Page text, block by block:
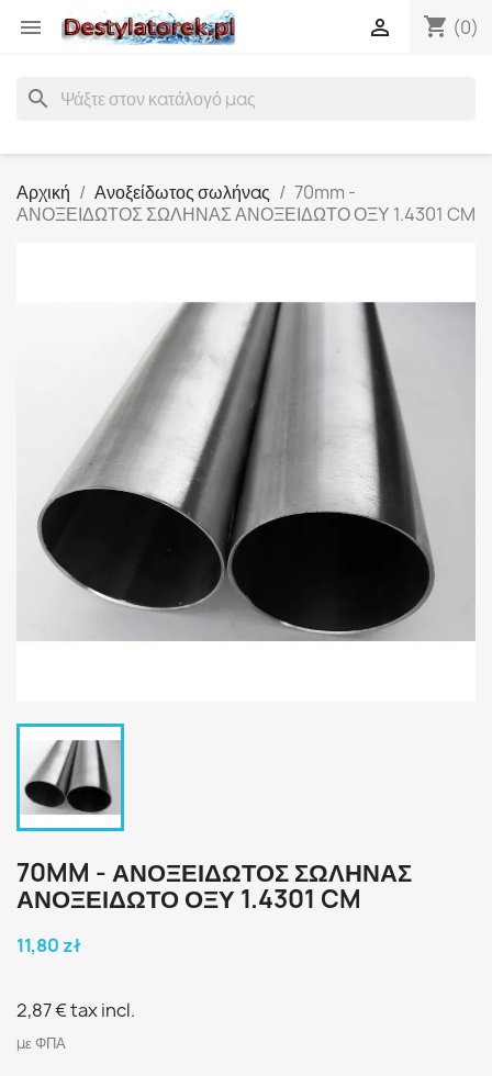
 shopping_cart (0)

search
Αρχική Ανοξείδωτος σωλήνας
70mm -
ΑΝΟΞΕΙΔΩΤΟΣ ΣΩΛΗΝΑΣ ΑΝΟΞΕΙΔΩΤΟ ΟΞΥ 1.4301 CM
70MM - ΑΝΟΞΕΙΔΩΤΟΣ ΣΩΛΗΝΑΣ
ΑΝΟΞΕΙΔΩΤΟ ΟΞΥ 1.4301 CM
11,80 zł
2,87 €tax incl.
με ΦΠΑ